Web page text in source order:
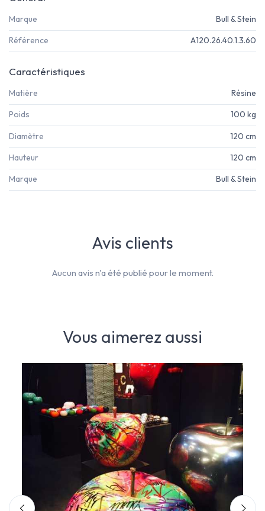
Marque Bull & Stein
Référence A120.26.40.1.3.60
Caractéristiques
Matière Résine
Poids 100 kg
Diamètre 120 cm
Hauteur 120 cm
Marque Bull & Stein
Vous aimerez aussi
Avis clients
Aucun avis n'a été publié pour le moment.